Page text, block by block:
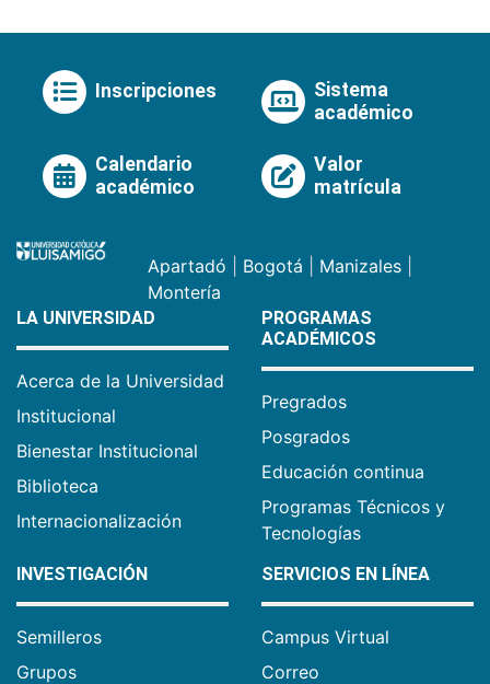
Inscripciones
Sistema
académico
Calendario
académico
Valor
matrícula
Apartadó Bogotá Manizales
Montería
LA UNIVERSIDAD
Acerca de la Universidad
Institucional
Bienestar Institucional
Biblioteca
Internacionalización
PROGRAMAS
ACADÉMICOS
Pregrados
Posgrados
Educación continua
Programas Técnicos y
Tecnologías
INVESTIGACIÓN
Semilleros
Grupos
SERVICIOS EN LÍNEA
Campus Virtual
Correo